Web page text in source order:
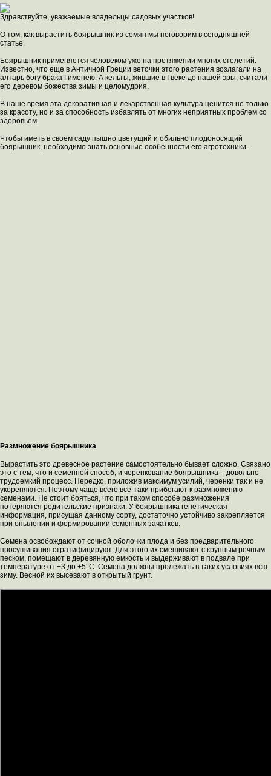
Здравствуйте, уважаемые владельцы садовых участков!
О том, как вырастить боярышник из семян мы поговорим в сегодняшней
статье.
Боярышник применяется человеком уже на протяжении многих столетий.
Известно, что еще в Античной Греции веточки этого растения возлагали на
алтарь богу брака Гименею. А кельты, жившие в I веке до нашей эры, считали
его деревом божества зимы и целомудрия.
В наше время эта декоративная и лекарственная культура ценится не только
за красоту, но и за способность избавлять от многих неприятных проблем со
здоровьем.
Чтобы иметь в своем саду пышно цветущий и обильно плодоносящий
боярышник, необходимо знать основные особенности его агротехники.
Размножение боярышника
Вырастить это древесное растение самостоятельно бывает сложно. Связано
это с тем, что и семенной способ, и черенкование боярышника – довольно
трудоемкий процесс. Нередко, приложив максимум усилий, черенки так и не
укореняются. Поэтому чаще всего все-таки прибегают к размножению
семенами. Не стоит бояться, что при таком способе размножения
потеряются родительские признаки. У боярышника генетическая
информация, присущая данному сорту, достаточно устойчиво закрепляется
при опылении и формировании семенных зачатков.
Семена освобождают от сочной оболочки плода и без предварительного
просушивания стратифицируют. Для этого их смешивают с крупным речным
песком, помещают в деревянную емкость и выдерживают в подвале при
температуре от +3 до +5°С. Семена должны пролежать в таких условиях всю
зиму. Весной их высевают в открытый грунт.